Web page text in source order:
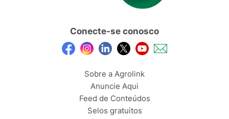
Conecte-se conosco
Sobre a Agrolink
Anuncie Aqui
Feed de Conteúdos
Selos gratuitos